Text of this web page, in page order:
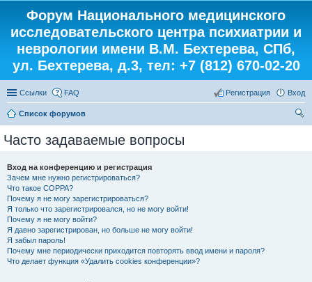
Форум Национального медицинского
исследовательского центра психиатрии и
неврологии имени В.М. Бехтерева, СПб,
ул. Бехтерева, д.3, тел: +7 (812) 670-02-20
Ссылки FAQ Вход
Регистрация
Список форумов
Часто задаваемые вопросы
Вход на конференцию и регистрация
Зачем мне нужно регистрироваться?
Что такое COPPA?
Почему я не могу зарегистрироваться?
Я только что зарегистрировался, но не могу войти!
Почему я не могу войти?
Я давно зарегистрирован, но больше не могу войти!
Я забыл пароль!
Почему мне периодически приходится повторять ввод имени и пароля?
Что делает функция «Удалить cookies конференции»?